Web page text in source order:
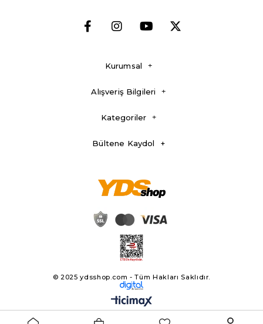
Kurumsal
Alışveriş Bilgileri
Kategoriler
Bültene Kaydol
© 2025 ydsshop.com - Tüm Hakları Saklıdır.